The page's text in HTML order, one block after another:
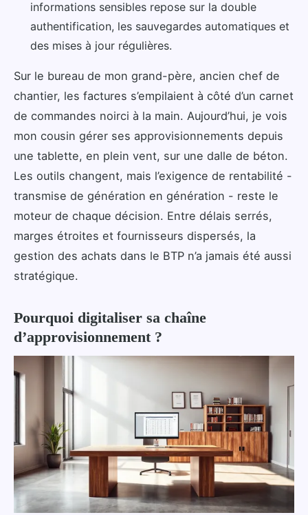
informations sensibles repose sur la double
authentification, les sauvegardes automatiques et
des mises à jour régulières.
Sur le bureau de mon grand-père, ancien chef de
chantier, les factures s’empilaient à côté d’un carnet
de commandes noirci à la main. Aujourd’hui, je vois
mon cousin gérer ses approvisionnements depuis
une tablette, en plein vent, sur une dalle de béton.
Les outils changent, mais l’exigence de rentabilité -
transmise de génération en génération - reste le
moteur de chaque décision. Entre délais serrés,
marges étroites et fournisseurs dispersés, la
gestion des achats dans le BTP n’a jamais été aussi
stratégique.
Pourquoi digitaliser sa chaîne
d’approvisionnement ?